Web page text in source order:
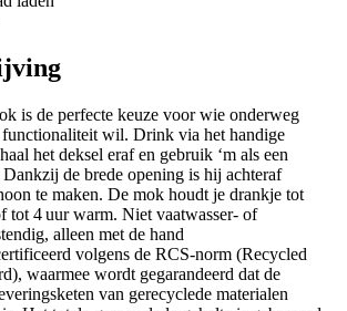
is de perfecte keuze voor wie onderweg
wil. Drink via het handige
het deksel eraf en gebruik ‘m als een
de brede opening is hij achteraf
te maken. De mok houdt je drankje tot
tot 4 uur warm. Niet vaatwasser- of
alleen met de hand
volgens de RCS‑norm (Recycled
waarmee wordt gegarandeerd dat de
van gerecyclede materialen